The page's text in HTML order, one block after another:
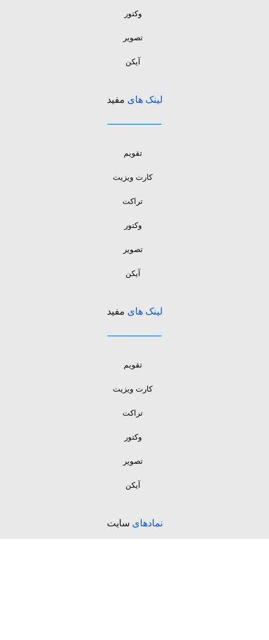
وکتور
تصویر
آیکن
لینک های مفید
تقویم
کارت ویزیت
تراکت
وکتور
تصویر
آیکن
لینک های مفید
تقویم
کارت ویزیت
تراکت
وکتور
تصویر
آیکن
نمادهای سایت